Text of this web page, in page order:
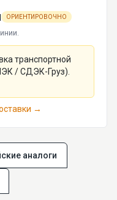
ОРИЕНТИРОВОЧНО
транспортной
/ СДЭК-Груз).
→
аналоги